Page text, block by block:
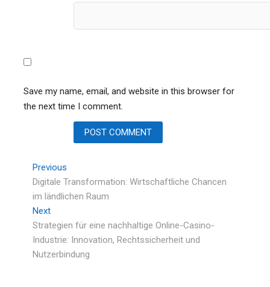
Save my name, email, and website in this browser for
the next time I comment.
Previous
Digitale Transformation: Wirtschaftliche Chancen
im ländlichen Raum
Next
Strategien für eine nachhaltige Online-Casino-
Industrie: Innovation, Rechtssicherheit und
Nutzerbindung